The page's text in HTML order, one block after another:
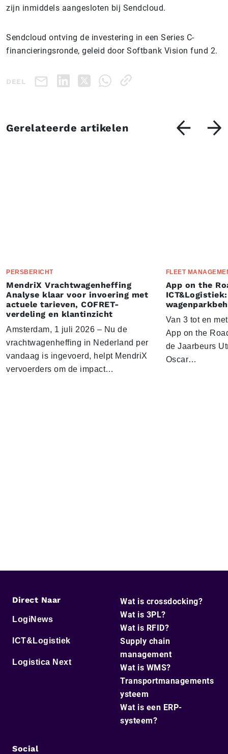
zijn inmiddels aangesloten bij Sendcloud.
Sendcloud ontving de investering in een Series C-
financieringsronde, geleid door Softbank Vision fund 2.
DEEL
Gerelateerde artikelen
PERSBERICHT
MendriX Vrachtwagenheffing
Analyse klaar voor invoering met
actuele tarieven, COFRET-
verdeling en klantinzicht
Amsterdam, 1 juli 2026 – Nu de
vrachtwagenheffing in Nederland per
vandaag is ingevoerd, helpt MendriX
vervoerders om de impact…
FLEET
App on the
Van 3 tot en
App on the
de Jaarbeurs
Oscar…
Direct Naar
LogiNews
ICT&Logistiek
Logistica Next
Wat is crossdocking?
Wat is 3PL?
Wat is RFID?
Supply chain
management
Wat is WMS?
Transportmanagements
ysteem
Wat is een ERP-
systeem?
Social